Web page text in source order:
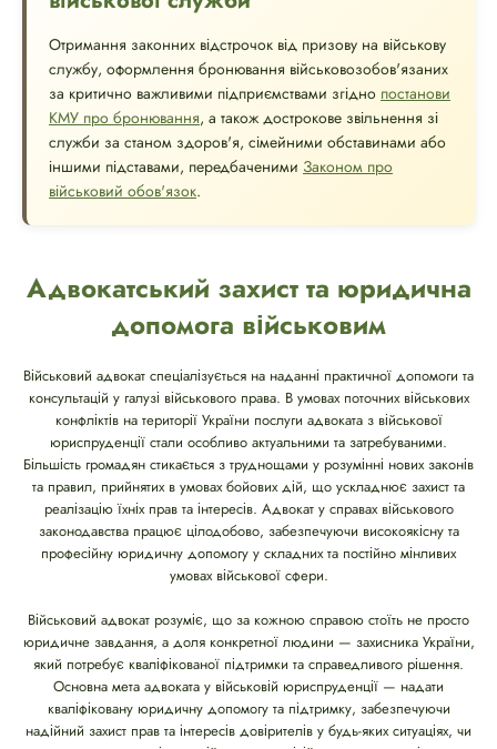
Отримання законних відстрочок від призову на військову
службу, оформлення бронювання військовозобов'язаних
за критично важливими підприємствами згідно постанови
КМУ про бронювання, а також дострокове звільнення зі
служби за станом здоров'я, сімейними обставинами або
іншими підставами, передбаченими Законом про
військовий обов'язок.
Адвокатський захист та юридична
допомога військовим
Військовий адвокат спеціалізується на наданні практичної допомоги та
консультацій у галузі військового права. В умовах поточних військових
конфліктів на території України послуги адвоката з військової
юриспруденції стали особливо актуальними та затребуваними.
Більшість громадян стикається з труднощами у розумінні нових законів
та правил, прийнятих в умовах бойових дій, що ускладнює захист та
реалізацію їхніх прав та інтересів. Адвокат у справах військового
законодавства працює цілодобово, забезпечуючи високоякісну та
професійну юридичну допомогу у складних та постійно мінливих
умовах військової сфери.
Військовий адвокат розуміє, що за кожною справою стоїть не просто
юридичне завдання, а доля конкретної людини — захисника України,
який потребує кваліфікованої підтримки та справедливого рішення.
Основна мета адвоката у військовій юриспруденції — надати
кваліфіковану юридичну допомогу та підтримку, забезпечуючи
надійний захист прав та інтересів довірителів у будь-яких ситуаціях, чи